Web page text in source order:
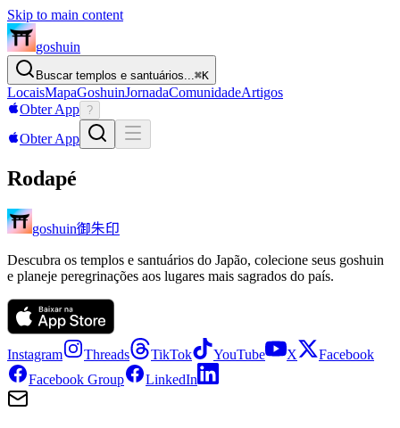
Skip to main content
goshuin
Buscar templos e santuários...⌘K
LocaisMapaGoshuinJornadaComunidadeArtigos
Obter App ?
Obter App
Rodapé
goshuin御朱印
Descubra os templos e santuários do Japão, colecione seus goshuin
e planeje peregrinações aos lugares mais sagrados do país.
Instagram Threads TikTok YouTube X
Facebook
Facebook Group
LinkedIn